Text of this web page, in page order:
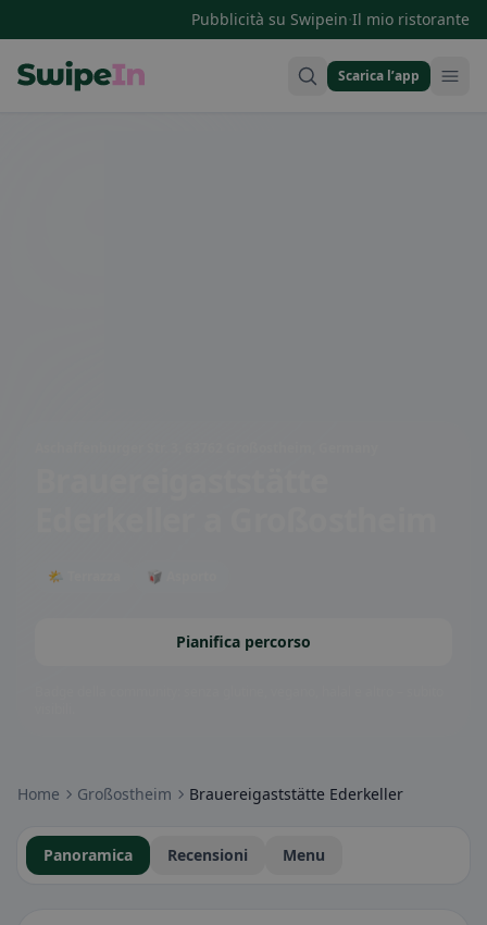
Pubblicità su Swipein·Il mio ristorante
Scarica l’app
🌤 Terrazza 🥡 Asporto
Pianifica percorso
Home Großostheim Brauereigaststätte Ederkeller
Panoramica Recensioni Menu